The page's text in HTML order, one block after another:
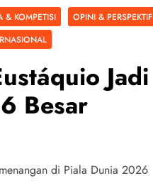
& KOMPETISI
OPINI & PERSPEKTIF
Jadi
Besar